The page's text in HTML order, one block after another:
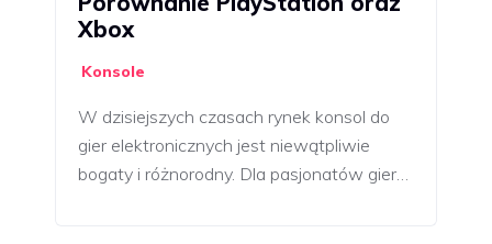
Xbox
Konsole
W dzisiejszych czasach rynek konsol do
gier elektronicznych jest niewątpliwie
bogaty i różnorodny. Dla pasjonatów gier…